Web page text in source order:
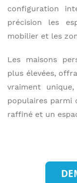
configuration
précision les
mobilier et les
Les maisons
plus élevées,
vraiment
populaires parmi
raffiné et un